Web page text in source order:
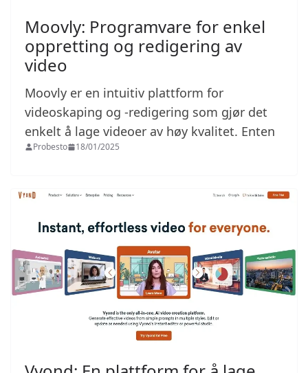
Moovly: Programvare for enkel
oppretting og redigering av
video
Moovly er en intuitiv plattform for
videoskaping og -redigering som gjør det
enkelt å lage videoer av høy kvalitet. Enten
Probesto 18/01/2025